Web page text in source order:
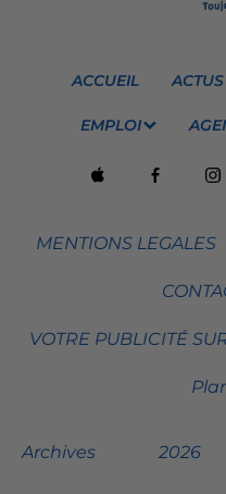
ACCUEIL
EMPLOI
MENTIONS LEGALES
VOTRE PUBLICITÉ
Archives 2026